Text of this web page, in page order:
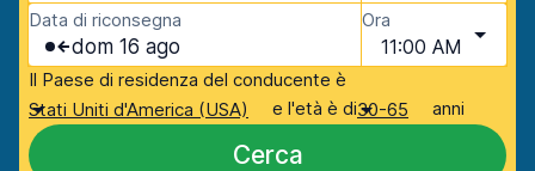
Data di riconsegna
dom 16 ago
Ora
11:00 AM
Il Paese di residenza del conducente è
Stati Uniti d'America (USA)
e l'età è di30-65 anni
Cerca